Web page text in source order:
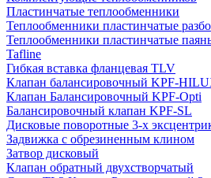
Пластинчатые теплообменники
Теплообменники пластинчатые
Теплообменники пластинчатые
Tafline
Гибкая вставка фланцевая TLV
Клапан балансировочный KPF-
Клапан Балансировочный KPF-Opti
Балансировочный клапан KPF-SL
Дисковые поворотные 3-х
Задвижка с обрезиненным клином
Затвор дисковый
Клапан обратный двухстворчатый